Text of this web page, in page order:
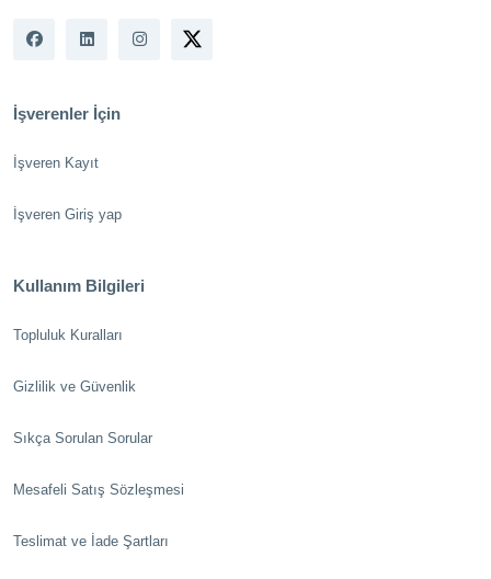
İşverenler İçin
İşveren Kayıt
İşveren Giriş yap
Kullanım Bilgileri
Topluluk Kuralları
Gizlilik ve Güvenlik
Sıkça Sorulan Sorular
Mesafeli Satış Sözleşmesi
Teslimat ve İade Şartları